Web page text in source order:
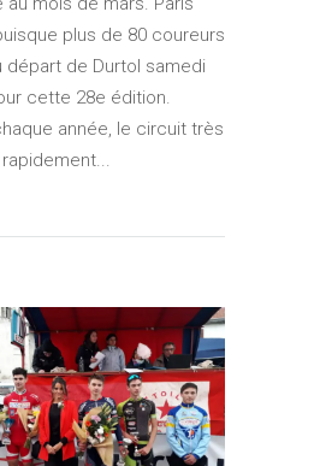
plus de 80 coureurs
départ de Durtol samedi
cette 28e édition.
année, le circuit très